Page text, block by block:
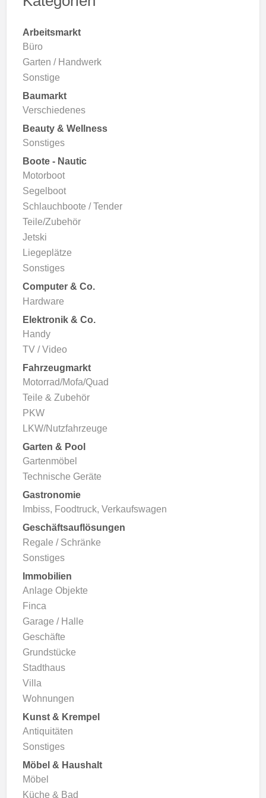
Arbeitsmarkt
Büro
Garten / Handwerk
Sonstige
Baumarkt
Verschiedenes
Beauty & Wellness
Sonstiges
Boote - Nautic
Motorboot
Segelboot
Schlauchboote / Tender
Teile/Zubehör
Jetski
Liegeplätze
Sonstiges
Computer & Co.
Hardware
Elektronik & Co.
Handy
TV / Video
Fahrzeugmarkt
Motorrad/Mofa/Quad
Teile & Zubehör
PKW
LKW/Nutzfahrzeuge
Garten & Pool
Gartenmöbel
Technische Geräte
Gastronomie
Imbiss, Foodtruck, Verkaufswagen
Geschäftsauflösungen
Regale / Schränke
Sonstiges
Immobilien
Anlage Objekte
Finca
Garage / Halle
Geschäfte
Grundstücke
Stadthaus
Villa
Wohnungen
Kunst & Krempel
Antiquitäten
Sonstiges
Möbel & Haushalt
Möbel
Küche & Bad